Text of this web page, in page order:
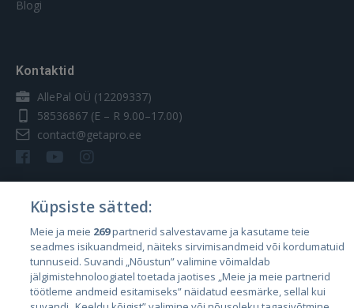
Blogi
Kontaktid
AllePal OÜ (12209337)
58536867 (E – R 9.00–17.00)
contact@getapro.ee
Riigid
Eesti
Läti
Leedu
Küpsiste sätted:
Meie ja meie 269partnerid salvestavame ja kasutame teie
seadmes isikuandmeid, näiteks sirvimisandmeid või kordumatuid
tunnuseid. Suvandi „Nõustun” valimine võimaldab
jälgimistehnoloogiatel toetada jaotises „Meie ja meie partnerid
töötleme andmeid esitamiseks” näidatud eesmärke, sellal kui